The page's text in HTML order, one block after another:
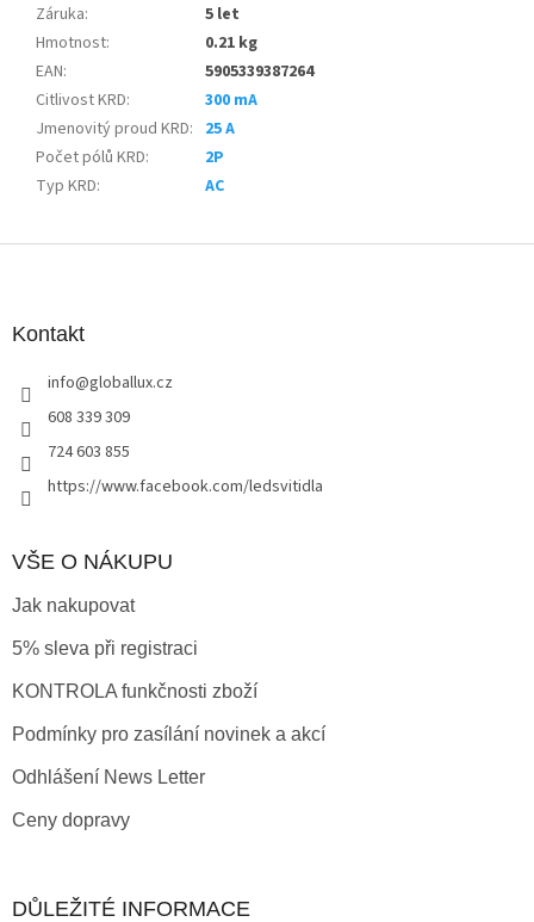
Záruka:
5 let
Hmotnost:
0.21 kg
EAN:
5905339387264
Citlivost KRD:
300 mA
Jmenovitý proud KRD: 25 A
Počet pólů KRD:
2P
Typ KRD: AC
Kontakt
info@globallux.cz
608 339 309
724 603 855
https://www.facebook.com/ledsvitidla
VŠE O NÁKUPU
Jak nakupovat
5% sleva při registraci
KONTROLA funkčnosti zboží
Podmínky pro zasílání novinek a akcí
Odhlášení News Letter
Ceny dopravy
DŮLEŽITÉ INFORMACE